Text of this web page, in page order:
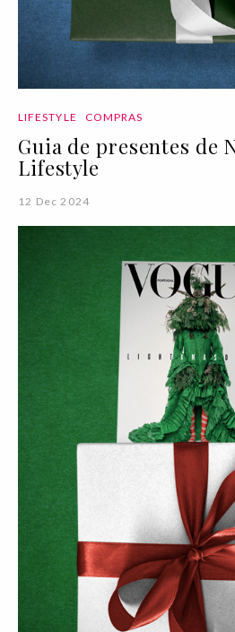
LIFESTYLE COMPRAS
Guia de presentes de
Lifestyle
12 Dec 2024